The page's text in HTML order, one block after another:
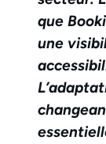
que
une